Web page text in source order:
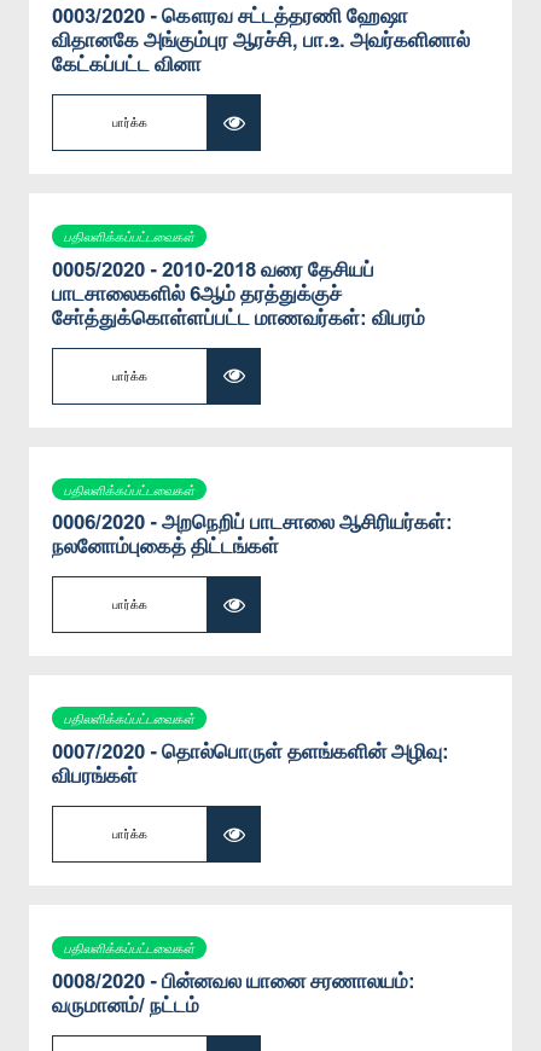
0003/2020 - கௌரவ சட்டத்தரணி ஹேஷா
விதானகே அங்கும்புர ஆரச்சி, பா.உ. அவர்களினால்
கேட்கப்பட்ட வினா
பார்க்க
பதிலளிக்கப்பட்டவைகள்
0005/2020 - 2010-2018 வரை தேசியப்
பாடசாலைகளில் 6ஆம் தரத்துக்குச்
சோ்த்துக்கொள்ளப்பட்ட மாணவர்கள்: விபரம்
பார்க்க
பதிலளிக்கப்பட்டவைகள்
0006/2020 - அறநெறிப் பாடசாலை ஆசிரியர்கள்:
நலனோம்புகைத் திட்டங்கள்
பார்க்க
பதிலளிக்கப்பட்டவைகள்
0007/2020 - தொல்பொருள் தளங்களின் அழிவு:
விபரங்கள்
பார்க்க
பதிலளிக்கப்பட்டவைகள்
0008/2020 - பின்னவல யானை சரணாலயம்:
வருமானம்/ நட்டம்